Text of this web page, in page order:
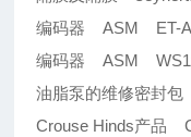
编码器 ASM ET-
编码器 ASM
油脂泵的维修密封
Crouse Hinds产品